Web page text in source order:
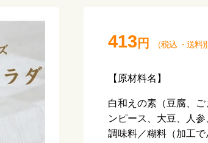
413 円 （税込 ・ 送料
【原材料名】
白和えの素（豆腐、
ンピース、大豆、人
調味料／糊料（加工